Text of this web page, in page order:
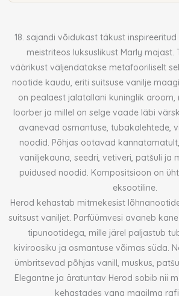
18. sajandi võidukast täkust
meistriteos luksuslikust Marly majast.
väärikust väljendatakse metafooriliselt
nootide kaudu, eriti suitsuse vanilje
on pealaest jalatallani kuninglik aroom,
loorber ja millel on selge vaade läbi
avanevad osmantuse, tubakalehtede,
noodid. Põhjas ootavad
vaniljekauna, seedri, vetiveri, patšuli ja
puidused noodid. Kompositsioon on
eksootiline.
Herod kehastab mitmekesist
suitsust vaniljet. Parfüümvesi avaneb
tipunootidega, mille järel paljastub
kiviroosiku ja osmantuse võimas süda.
ümbritsevad põhjas vanill, muskus,
Elegantne ja äratuntav Herod sobib nii
kehastades vana maailma